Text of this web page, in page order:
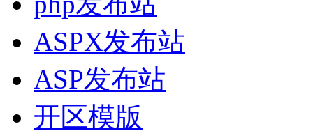
ASPX发布站
ASP发布站
开区模版